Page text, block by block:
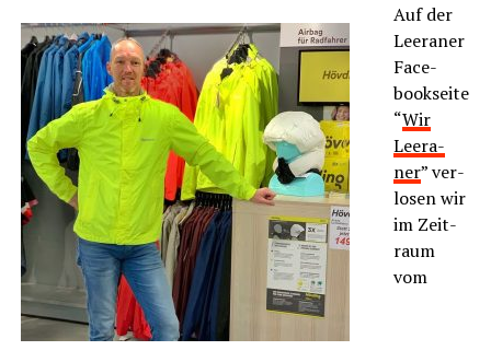
Auf der
Leera­ner
Face­
book­sei­te
“Wir
Leera­
ner” ver­
lo­sen wir
im Zeit­
raum
vom